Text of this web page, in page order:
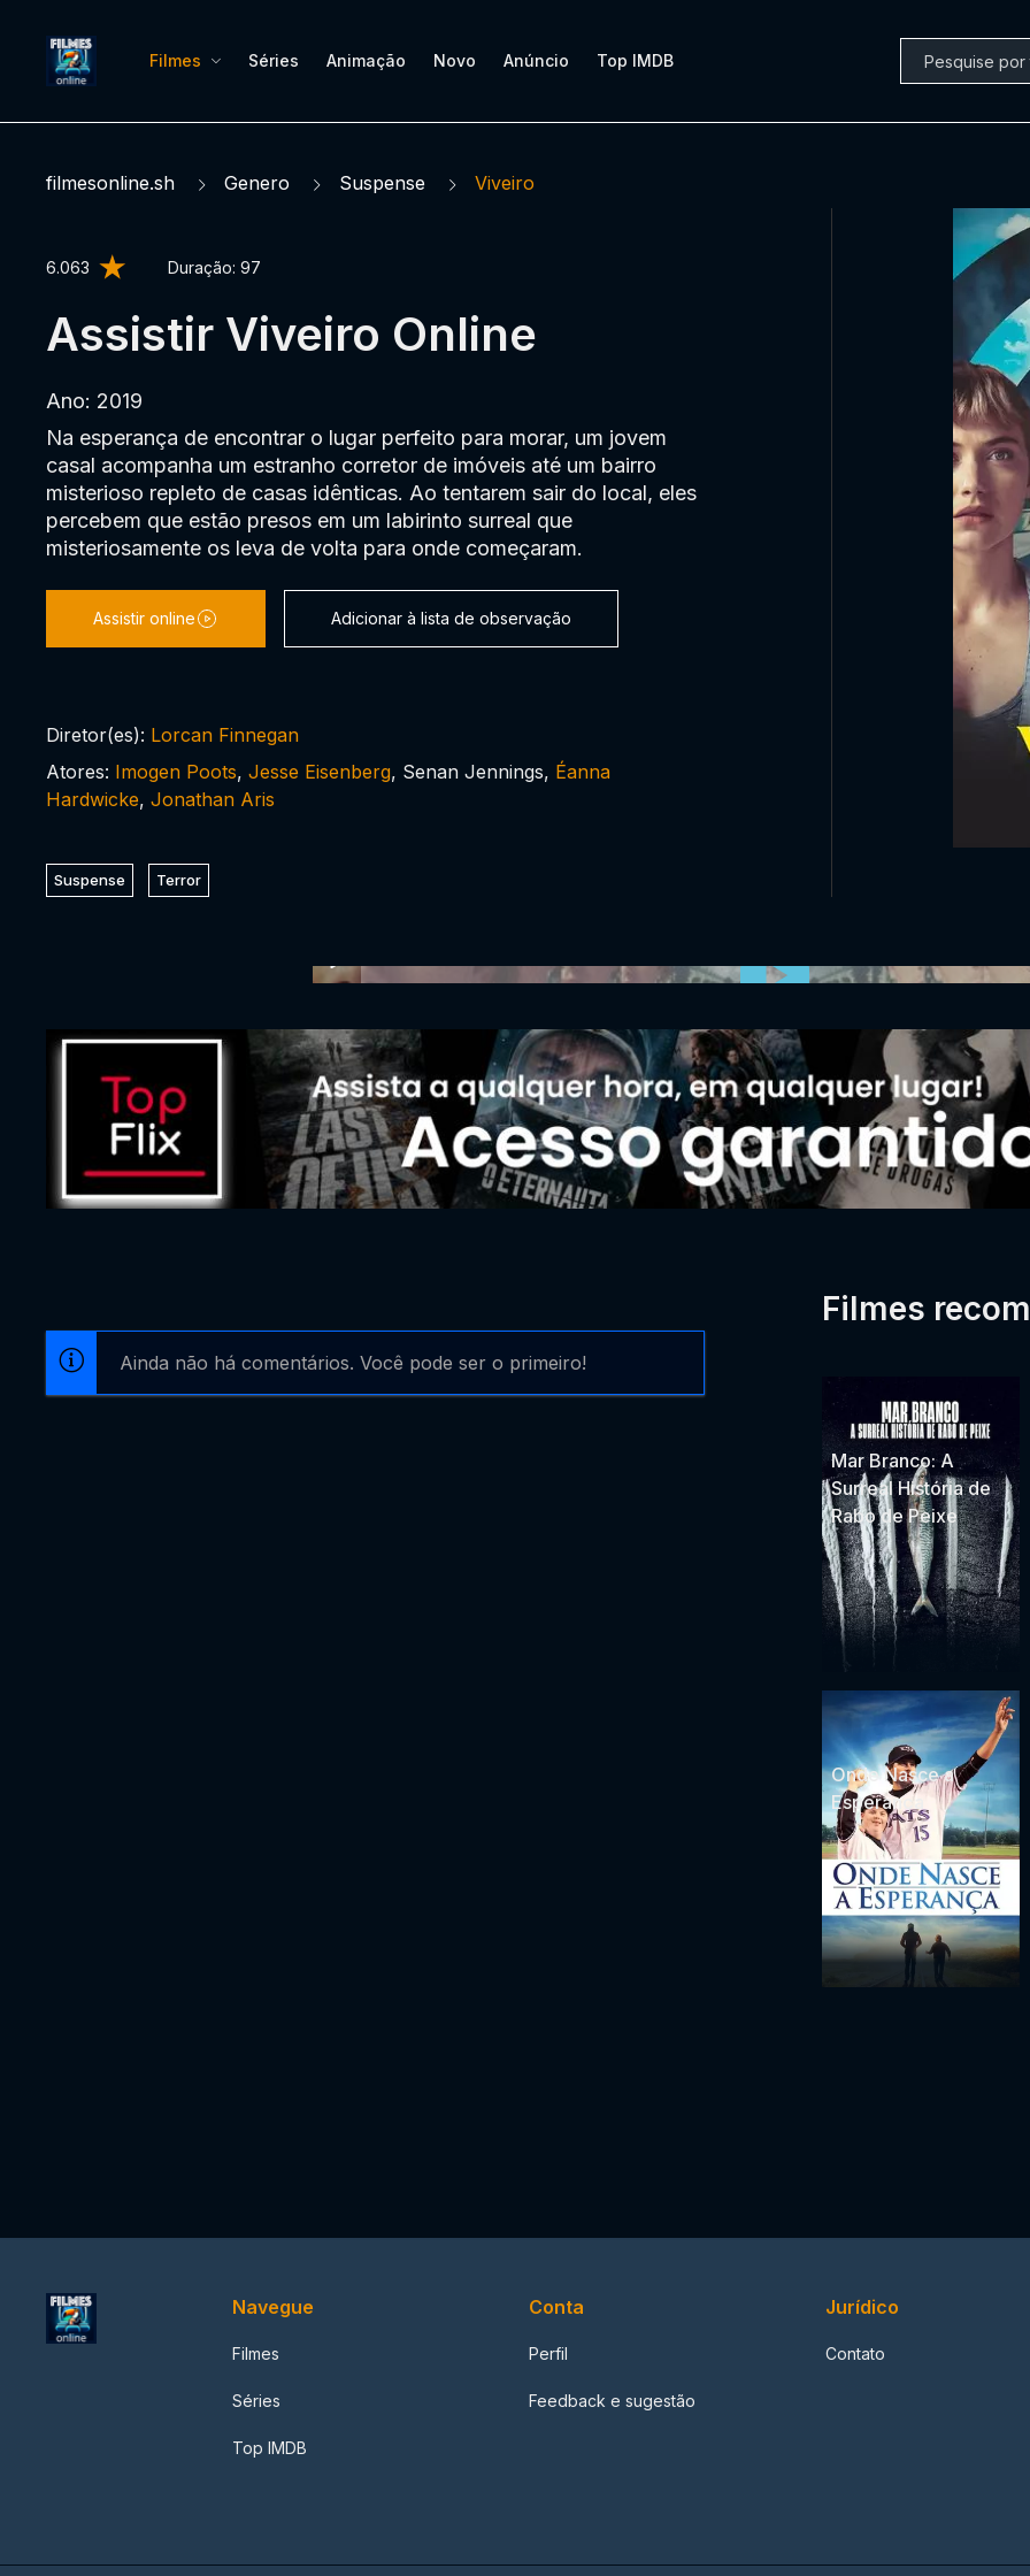
Filmes Séries Animação Novo Anúncio Top IMDB
filmesonline.sh Genero Suspense Viveiro
6.063 Duração: 97
Assistir Viveiro Online
Ano: 2019
Na esperança de encontrar o lugar perfeito para morar, um jovem
casal acompanha um estranho corretor de imóveis até um bairro
misterioso repleto de casas idênticas. Ao tentarem sair do local, eles
percebem que estão presos em um labirinto surreal que
misteriosamente os leva de volta para onde começaram.
Assistir online Adicionar à lista de observação
Diretor(es): Lorcan Finnegan
Atores: Imogen Poots, Jesse Eisenberg, Senan Jennings, Éanna
Hardwicke, Jonathan Aris
Suspense Terror
Ainda não há comentários. Você pode ser o primeiro!
Filmes
Mar Branco: A
Surreal História de
Rabo de Peixe
Onde Nasce a
Esperança
Navegue
Filmes
Séries
Top IMDB
Conta
Perfil
Feedback e sugestão
Jurídico
Contato